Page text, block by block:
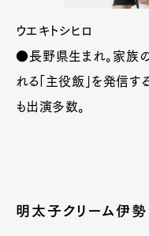
ウエキトシヒロ
●長野県生まれ。家族の
れる「主役飯」を発信す
も出演多数。
明太子クリーム伊勢